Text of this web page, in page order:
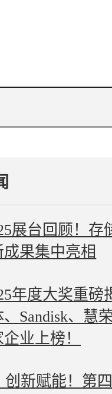
展台回顾！存
果集中亮相
年度大奖重磅
Sandisk、慧
业上榜！
新赋能！第